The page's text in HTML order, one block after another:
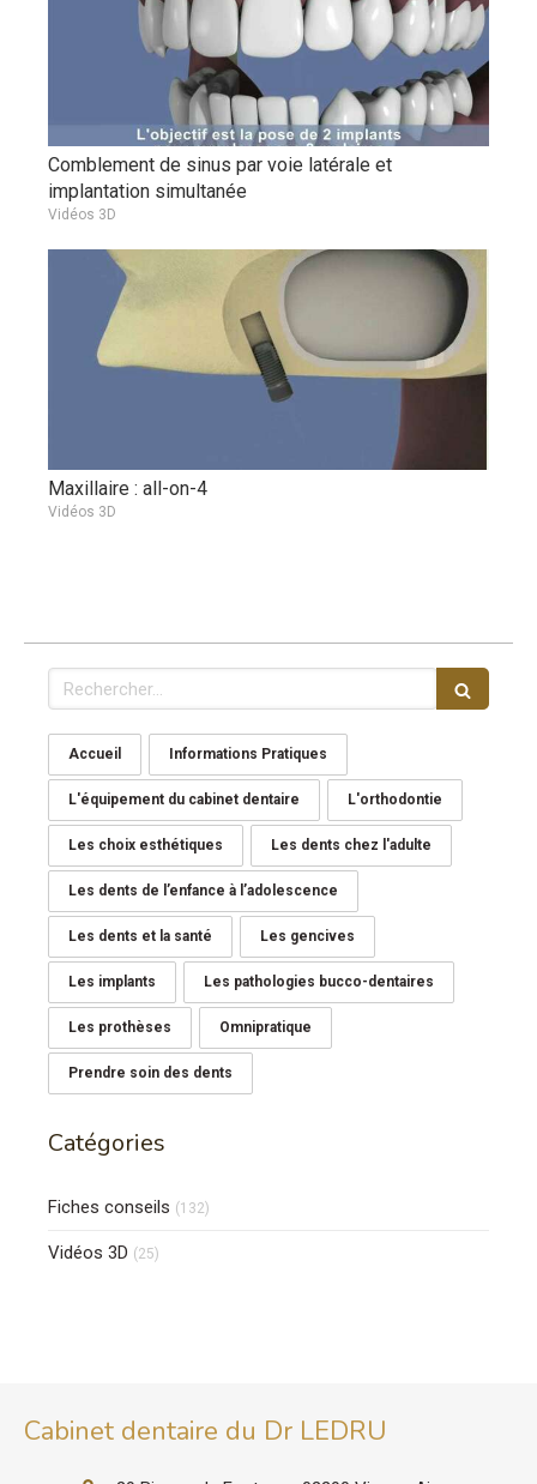
Comblement de sinus par voie latérale et
implantation simultanée
Vidéos 3D
Maxillaire : all-on-4
Vidéos 3D
Rechercher
Accueil Informations Pratiques
L'équipement du cabinet dentaire L'orthodontie
Les choix esthétiques Les dents chez l'adulte
Les dents de l’enfance à l’adolescence
Les dents et la santé Les gencives
Les implants Les pathologies bucco-dentaires
Les prothèses Omnipratique
Prendre soin des dents
Catégories
Fiches conseils (132)
Vidéos 3D (25)
Cabinet dentaire du Dr LEDRU